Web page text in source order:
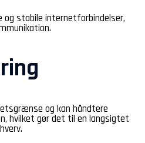
og stabile internetforbindelser,
og kan håndtere
hvilket gør det til en langsigtet